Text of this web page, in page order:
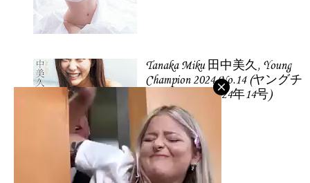
Tanaka Miku 田中美久, Young
Champion 2024 No.14 (ヤングチ
ャンピオン 2024年14号)